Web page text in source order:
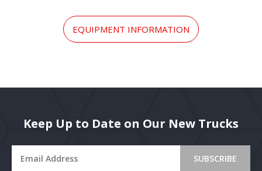
EQUIPMENT INFORMATION
Keep Up to Date on Our New Trucks